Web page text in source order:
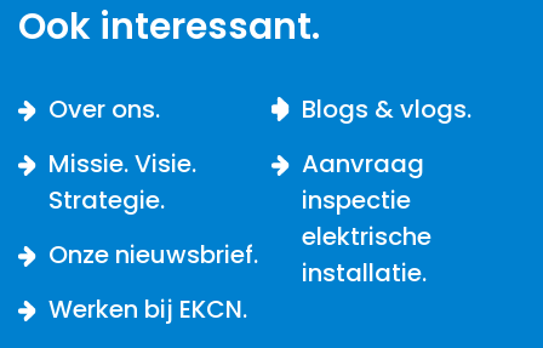
Ook interessant.
Over ons.
Missie. Visie.
Strategie.
Onze nieuwsbrief.
Werken bij EKCN.
Blogs & vlogs.
Aanvraag
inspectie
elektrische
installatie.